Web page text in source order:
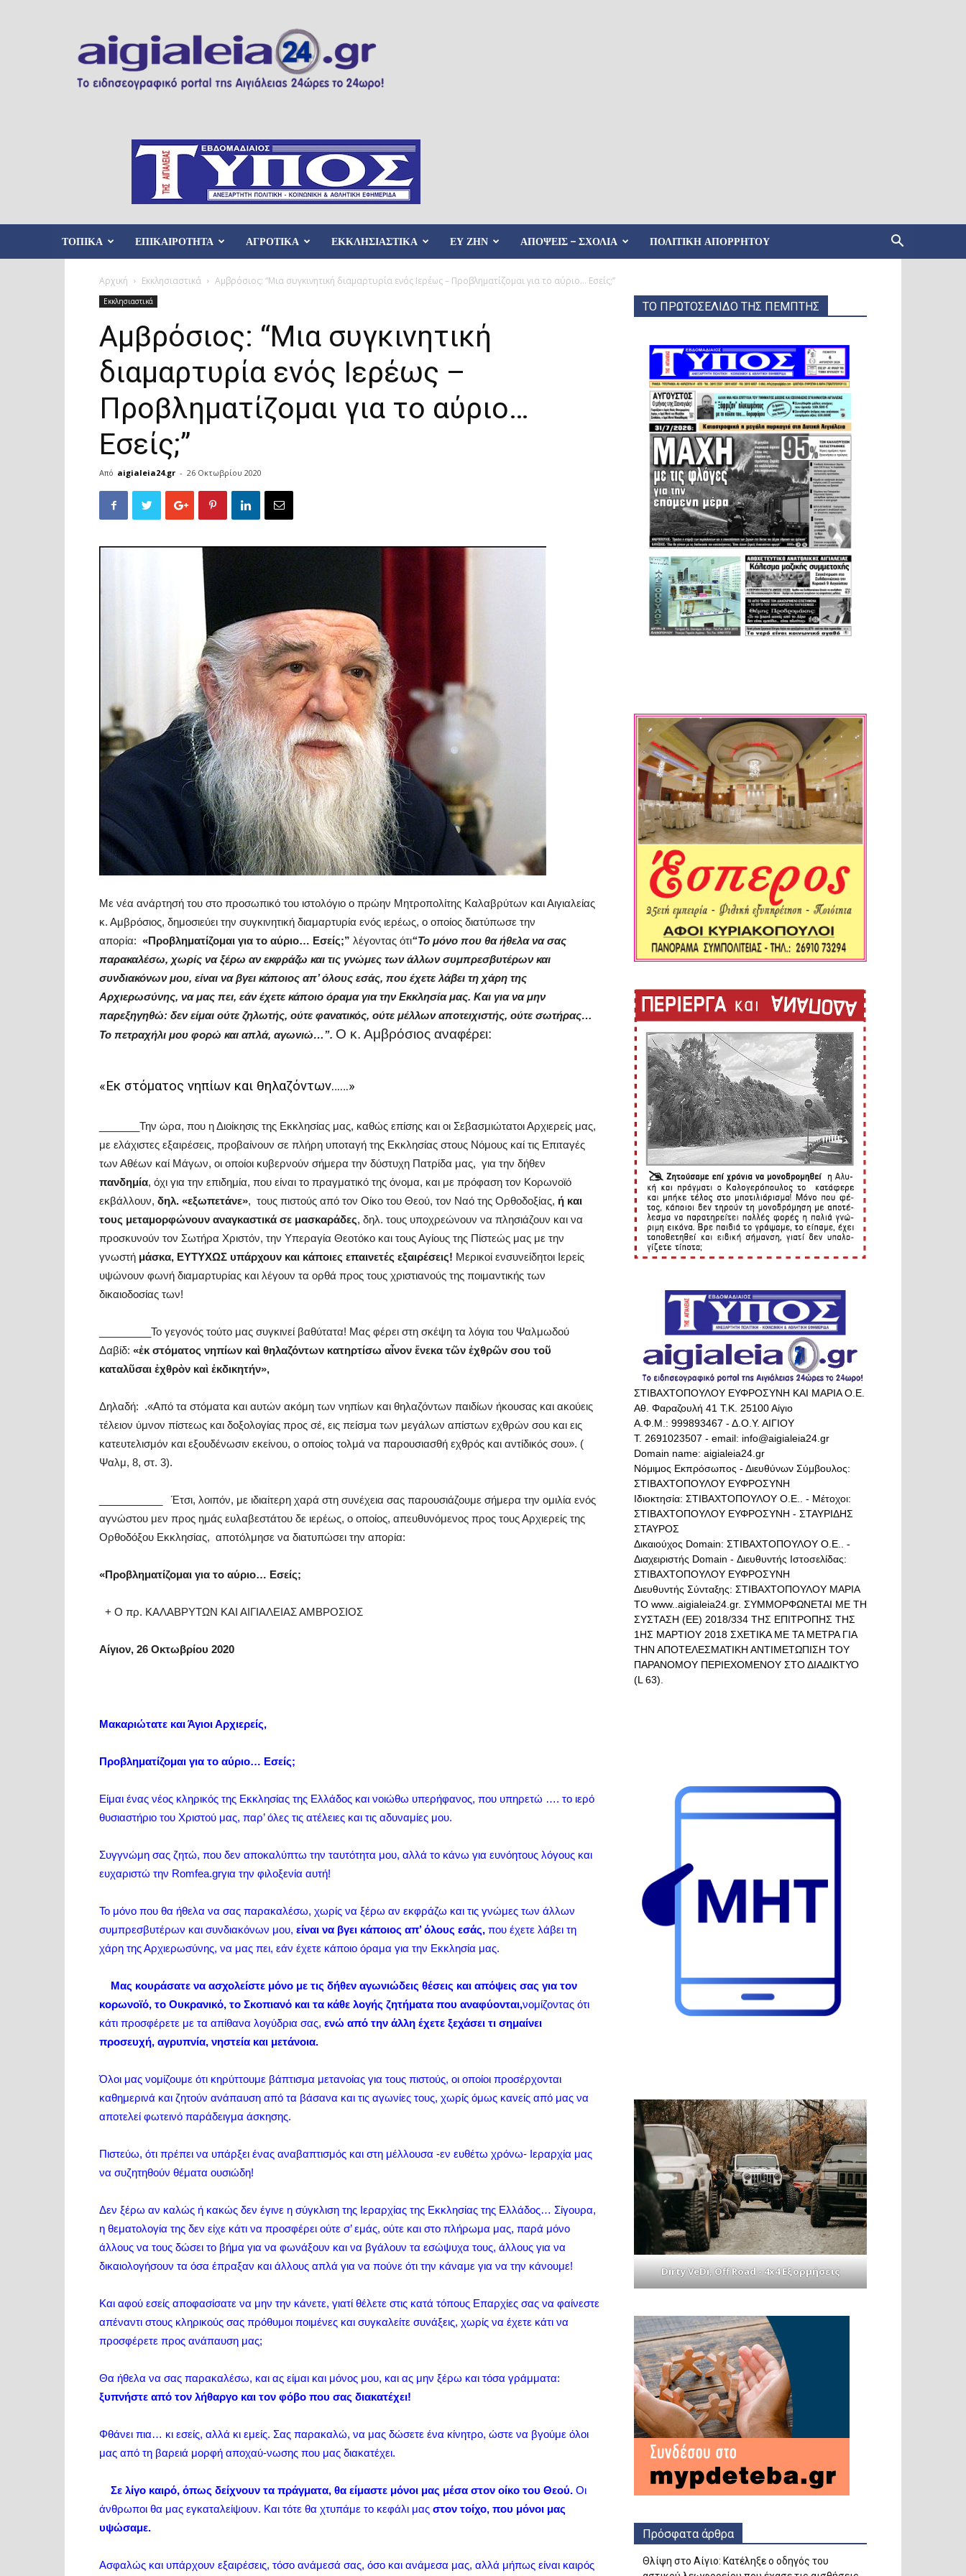
ΤΟΠΙΚΑ ΕΠΙΚΑΙΡΟΤΗΤΑ ΑΓΡΟΤΙΚΑ ΕΚΚΛΗΣΙΑΣΤΙΚΑ ΕΥ ΖΗΝ ΑΠΟΨΕΙΣ – ΣΧΟΛΙΑ ΠΟΛΙΤΙΚΉ ΑΠΟΡΡΉΤΟΥ
Αρχική Εκκλησιαστικά Αμβρόσιος: “Μια συγκινητική διαμαρτυρία ενός Ιερέως – Προβληματίζομαι για το αύριο… Εσείς;”
Εκκλησιαστικά
Αμβρόσιος: “Μια συγκινητική
διαμαρτυρία ενός Ιερέως –
Προβληματίζομαι για το αύριο…
Εσείς;”
Από aigialeia24.gr - 26 Οκτωβρίου 2020
Με νέα ανάρτησή του στο προσωπικό του ιστολόγιο ο πρώην Μητροπολίτης Καλαβρύτων και Αιγιαλείας
κ. Αμβρόσιος, δημοσιεύει την συγκινητική διαμαρτυρία ενός ιερέως, ο οποίος διατύπωσε την
απορία: «Προβληματίζομαι για το αύριο… Εσείς;” λέγοντας ότι“Το μόνο που θα ήθελα να σας
παρακαλέσω, χωρίς να ξέρω αν εκφράζω και τις γνώμες των άλλων συμπρεσβυτέρων και
συνδιακόνων μου, είναι να βγει κάποιος απ’ όλους εσάς, που έχετε λάβει τη χάρη της
Αρχιερωσύνης, να μας πει, εάν έχετε κάποιο όραμα για την Εκκλησία μας. Και για να μην
παρεξηγηθώ: δεν είμαι ούτε ζηλωτής, ούτε φανατικός, ούτε μέλλων αποτειχιστής, ούτε σωτήρας…
Το πετραχήλι μου φορώ και απλά, αγωνιώ…”. Ο κ. Αμβρόσιος αναφέρει:
«Εκ στόματος νηπίων και θηλαζόντων……»
_______Την ώρα, που η Διοίκησις της Εκκλησίας μας, καθώς επίσης και οι Σεβασμιώτατοι Αρχιερείς μας,
με ελάχιστες εξαιρέσεις, προβαίνουν σε πλήρη υποταγή της Εκκλησίας στους Νόμους καί τις Επιταγές
των Αθέων καί Μάγων, οι οποίοι κυβερνούν σήμερα την δύστυχη Πατρίδα μας, για την δήθεν
πανδημία, όχι για την επιδημία, που είναι το πραγματικό της όνομα, και με πρόφαση τον Κορωνοϊό
εκβάλλουν, δηλ. «εξωπετάνε», τους πιστούς από τον Οίκο του Θεού, τον Ναό της Ορθοδοξίας, ή και
τους μεταμορφώνουν αναγκαστικά σε μασκαράδες, δηλ. τους υποχρεώνουν να πλησιάζουν και να
προσκυνούν τον Σωτήρα Χριστόν, την Υπεραγία Θεοτόκο και τους Αγίους της Πίστεώς μας με την
γνωστή μάσκα, ΕΥΤΥΧΩΣ υπάρχουν και κάποιες επαινετές εξαιρέσεις! Μερικοί ενσυνείδητοι Ιερείς
υψώνουν φωνή διαμαρτυρίας και λέγουν τα ορθά προς τους χριστιανούς της ποιμαντικής των
δικαιοδοσίας των!
_________Το γεγονός τούτο μας συγκινεί βαθύτατα! Μας φέρει στη σκέψη τα λόγια του Ψαλμωδού
Δαβίδ: «ἐκ στόματος νηπίων καὶ θηλαζόντων κατηρτίσω αἶνον ἕνεκα τῶν ἐχθρῶν σου τοῦ
καταλῦσαι ἐχθρὸν καὶ ἐκδικητήν»,
Δηλαδή: .«Από τα στόματα και αυτών ακόμη των νηπίων και θηλαζόντων παιδίων ήκουσας και ακούεις
τέλειον ύμνον πίστεως και δοξολογίας προς σέ, εις πείσμα των μεγάλων απίστων εχθρών σου και εις
κατευτελισμόν και εξουδένωσιν εκείνου, ο οποίος τολμά να παρουσιασθή εχθρός και αντίδικός σου». (
Ψαλμ, 8, στ. 3).
Έτσι, λοιπόν, με ιδιαίτερη χαρά στη συνέχεια σας παρουσιάζουμε σήμερα την ομιλία ενός
αγνώστου μεν προς ημάς ευλαβεστάτου δε ιερέως, ο οποίος, απευθυνόμενος προς τους Αρχιερείς της
Ορθοδόξου Εκκλησίας, αποτόλμησε να διατυπώσει την απορία:
«Προβληματίζομαι για το αύριο… Εσείς;
+ Ο πρ. ΚΑΛΑΒΡΥΤΩΝ ΚΑΙ ΑΙΓΙΑΛΕΙΑΣ ΑΜΒΡΟΣΙΟΣ
Αίγιον, 26 Οκτωβρίου 2020
Μακαριώτατε και Άγιοι Αρχιερείς,
Προβληματίζομαι για το αύριο… Εσείς;
Είμαι ένας νέος κληρικός της Εκκλησίας της Ελλάδος και νοιώθω υπερήφανος, που υπηρετώ …. το ιερό
θυσιαστήριο του Χριστού μας, παρ’ όλες τις ατέλειες και τις αδυναμίες μου.
Συγγνώμη σας ζητώ, που δεν αποκαλύπτω την ταυτότητα μου, αλλά το κάνω για ευνόητους λόγους και
ευχαριστώ την Romfea.grγια την φιλοξενία αυτή!
Το μόνο που θα ήθελα να σας παρακαλέσω, χωρίς να ξέρω αν εκφράζω και τις γνώμες των άλλων
συμπρεσβυτέρων και συνδιακόνων μου, είναι να βγει κάποιος απ’ όλους εσάς, που έχετε λάβει τη
χάρη της Αρχιερωσύνης, να μας πει, εάν έχετε κάποιο όραμα για την Εκκλησία μας.
Μας κουράσατε να ασχολείστε μόνο με τις δήθεν αγωνιώδεις θέσεις και απόψεις σας για τον
κορωνοϊό, το Ουκρανικό, το Σκοπιανό και τα κάθε λογής ζητήματα που αναφύονται,νομίζοντας ότι
κάτι προσφέρετε με τα απίθανα λογύδρια σας, ενώ από την άλλη έχετε ξεχάσει τι σημαίνει
προσευχή, αγρυπνία, νηστεία και μετάνοια.
Όλοι μας νομίζουμε ότι κηρύττουμε βάπτισμα μετανοίας για τους πιστούς, οι οποίοι προσέρχονται
καθημερινά και ζητούν ανάπαυση από τα βάσανα και τις αγωνίες τους, χωρίς όμως κανείς από μας να
αποτελεί φωτεινό παράδειγμα άσκησης.
Πιστεύω, ότι πρέπει να υπάρξει ένας αναβαπτισμός και στη μέλλουσα -εν ευθέτω χρόνω- Ιεραρχία μας
να συζητηθούν θέματα ουσιώδη!
Δεν ξέρω αν καλώς ή κακώς δεν έγινε η σύγκλιση της Ιεραρχίας της Εκκλησίας της Ελλάδος… Σίγουρα,
η θεματολογία της δεν είχε κάτι να προσφέρει ούτε σ’ εμάς, ούτε και στο πλήρωμα μας, παρά μόνο
άλλους να τους δώσει το βήμα για να φωνάξουν και να βγάλουν τα εσώψυχα τους, άλλους για να
δικαιολογήσουν τα όσα έπραξαν και άλλους απλά για να πούνε ότι την κάναμε για να την κάνουμε!
Και αφού εσείς αποφασίσατε να μην την κάνετε, γιατί θέλετε στις κατά τόπους Επαρχίες σας να φαίνεστε
απέναντι στους κληρικούς σας πρόθυμοι ποιμένες και συγκαλείτε συνάξεις, χωρίς να έχετε κάτι να
προσφέρετε προς ανάπαυση μας;
Θα ήθελα να σας παρακαλέσω, και ας είμαι και μόνος μου, και ας μην ξέρω και τόσα γράμματα:
ξυπνήστε από τον λήθαργο και τον φόβο που σας διακατέχει!
Φθάνει πια… κι εσείς, αλλά κι εμείς. Σας παρακαλώ, να μας δώσετε ένα κίνητρο, ώστε να βγούμε όλοι
μας από τη βαρειά μορφή αποχαύ-νωσης που μας διακατέχει.
Σε λίγο καιρό, όπως δείχνουν τα πράγματα, θα είμαστε μόνοι μας μέσα στον οίκο του Θεού. Οι
άνθρωποι θα μας εγκαταλείψουν. Και τότε θα χτυπάμε το κεφάλι μας στον τοίχο, που μόνοι μας
υψώσαμε.
Ασφαλώς και υπάρχουν εξαιρέσεις, τόσο ανάμεσά σας, όσο και ανάμεσα μας, αλλά μήπως είναι καιρός
ΤΟ ΠΡΩΤΟΣΕΛΙΔΟ ΤΗΣ ΠΕΜΠΤΗΣ
ΣΤΙΒΑΧΤΟΠΟΥΛΟΥ ΕΥΦΡΟΣΥΝΗ ΚΑΙ ΜΑΡΙΑ Ο.Ε.
Αθ. Φαραζουλή 41 Τ.Κ. 25100 Αίγιο
Α.Φ.Μ.: 999893467 - Δ.Ο.Υ. ΑΙΓΙΟΥ
Τ. 2691023507 - email: info@aigialeia24.gr
Domain name: aigialeia24.gr
Νόμιμος Εκπρόσωπος - Διευθύνων Σύμβουλος:
ΣΤΙΒΑΧΤΟΠΟΥΛΟΥ ΕΥΦΡΟΣΥΝΗ
Ιδιοκτησία: ΣΤΙΒΑΧΤΟΠΟΥΛΟΥ Ο.Ε.. - Μέτοχοι:
ΣΤΙΒΑΧΤΟΠΟΥΛΟΥ ΕΥΦΡΟΣΥΝΗ - ΣΤΑΥΡΙΔΗΣ
ΣΤΑΥΡΟΣ
Δικαιούχος Domain: ΣΤΙΒΑΧΤΟΠΟΥΛΟΥ Ο.Ε.. -
Διαχειριστής Domain - Διευθυντής Ιστοσελίδας:
ΣΤΙΒΑΧΤΟΠΟΥΛΟΥ ΕΥΦΡΟΣΥΝΗ
Διευθυντής Σύνταξης: ΣΤΙΒΑΧΤΟΠΟΥΛΟΥ ΜΑΡΙΑ
ΤΟ www..aigialeia24.gr. ΣΥΜΜΟΡΦΩΝΕΤΑΙ ΜΕ ΤΗ
ΣΥΣΤΑΣΗ (ΕΕ) 2018/334 ΤΗΣ ΕΠΙΤΡΟΠΗΣ ΤΗΣ
1ΗΣ ΜΑΡΤΙΟΥ 2018 ΣΧΕΤΙΚΑ ΜΕ ΤΑ ΜΕΤΡΑ ΓΙΑ
ΤΗΝ ΑΠΟΤΕΛΕΣΜΑΤΙΚΗ ΑΝΤΙΜΕΤΩΠΙΣΗ ΤΟΥ
ΠΑΡΑΝΟΜΟΥ ΠΕΡΙΕΧΟΜΕΝΟΥ ΣΤΟ ΔΙΑΔΙΚΤΥΟ
(L 63).
Dirty VeDi, Off Road - 4x4 Εξορμήσεις
Πρόσφατα άρθρα
Θλίψη στο Αίγιο: Κατέληξε ο οδηγός του